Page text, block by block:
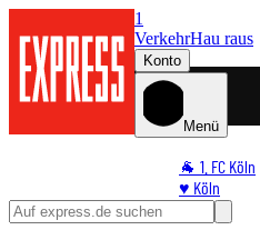
1
VerkehrHau raus
Konto
Menü
🐐 1. FC Köln
♥️ Köln
⭐ Promi